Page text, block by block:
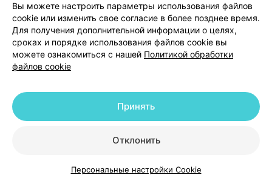
КаталогКорзинаИзбранноеПрофиль
Пользовательское соглашение
Вы можете настроить параметры использования файлов
cookie или изменить свое согласие в более позднее время.
Для получения дополнительной информации о целях,
сроках и порядке использования файлов cookie вы
можете ознакомиться с нашей Политикой обработки
файлов cookie
Отклонить
Принять
Персональные настройки Cookie